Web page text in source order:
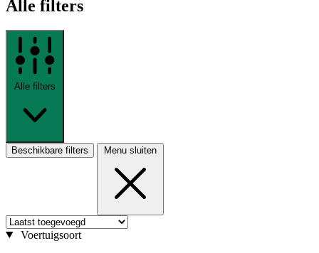
Alle filters
Alle filters
Beschikbare filters Menu sluiten
Voertuigsoort